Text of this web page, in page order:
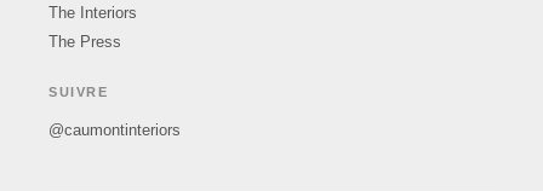
The Interiors
The Press
SUIVRE
@caumontinteriors